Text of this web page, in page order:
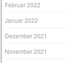
Februar 2022
Januar 2022
Dezember 2021
November 2021